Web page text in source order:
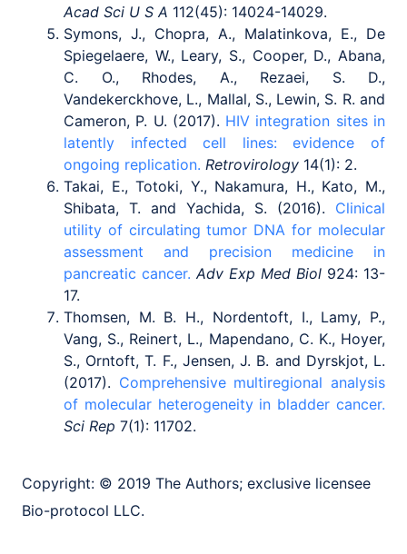
Acad Sci U S A 112(45): 14024-14029.
Symons, J., Chopra, A., Malatinkova, E., De
Spiegelaere, W., Leary, S., Cooper, D., Abana,
C. O., Rhodes, A., Rezaei, S. D.,
Vandekerckhove, L., Mallal, S., Lewin, S. R. and
Cameron, P. U. (2017). HIV integration sites in
latently infected cell lines: evidence of
ongoing replication. Retrovirology 14(1): 2.
Takai, E., Totoki, Y., Nakamura, H., Kato, M.,
Shibata, T. and Yachida, S. (2016). Clinical
utility of circulating tumor DNA for molecular
assessment and precision medicine in
pancreatic cancer. Adv Exp Med Biol 924: 13-
17.
Thomsen, M. B. H., Nordentoft, I., Lamy, P.,
Vang, S., Reinert, L., Mapendano, C. K., Hoyer,
S., Orntoft, T. F., Jensen, J. B. and Dyrskjot, L.
(2017). Comprehensive multiregional analysis
of molecular heterogeneity in bladder cancer.
Sci Rep 7(1): 11702.
Copyright: © 2019 The Authors; exclusive licensee
Bio-protocol LLC.